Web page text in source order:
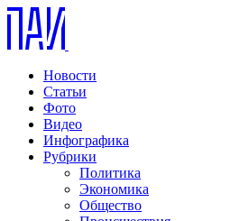
Новости
Статьи
Фото
Видео
Инфографика
Рубрики
Политика
Экономика
Общество